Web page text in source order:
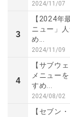
2024/11/07
3
【2024年
ニュー」
め...
2024/11/09
4
【サブウ
メニュー
すめ...
2024/08/02
【セブン